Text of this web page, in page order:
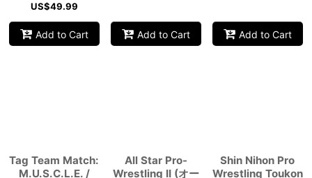
US$49.99
Add to Cart Add to Cart Add to Cart
Tag Team Match:
M.U.S.C.L.E. /
All Star Pro-
Wrestling II (オー
Shin Nihon Pro
Wrestling Toukon